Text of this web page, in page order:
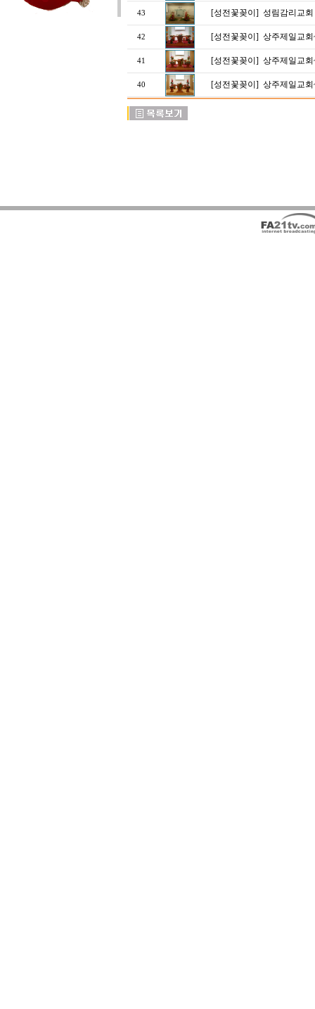
43 [성전꽃꽂이] 성림감리교회
42 [성전꽃꽂이] 상주제일교
41 [성전꽃꽂이] 상주제일교
40 [성전꽃꽂이] 상주제일교